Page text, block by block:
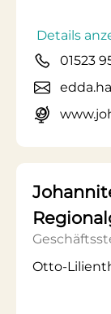
Details
01523
Otto-